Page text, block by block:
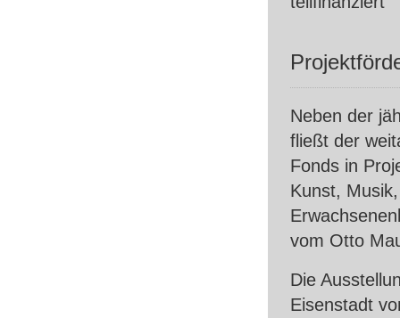
Neben der
fließt der
Fonds in
Kunst,
vom Otto
Die
Eisenstadt